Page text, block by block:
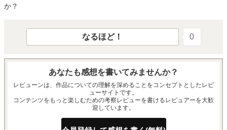
か？
なるほど！ 0
あなたも感想を書いてみませんか？
レビューンは、作品についての理解を深めることをコンセプトとしたレビ
ューサイトです。
コンテンツをもっと楽しむための考察レビューを書けるレビュアーを大歓
迎しています。